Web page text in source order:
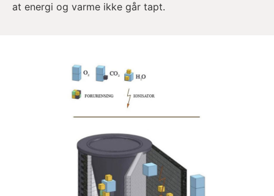
at energi og varme ikke går tapt.